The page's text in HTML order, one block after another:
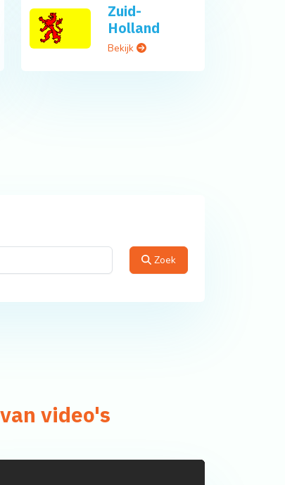
Zuid-
Holland
Bekijk
Zoek
video's